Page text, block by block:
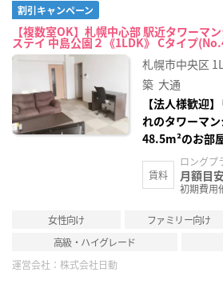
割引キャンペーン
【複数室OK】札幌中心部 駅近タワーマ
ステイ 中島公園２《1LDK》 Cタイプ
札幌市中央区
築 大通
【法人様歓迎
れのタワーマ
48.5m²のお部
賃料
ロングプ
月額目
初期費用
女性向け ファミリー向け
高級・ハイグレード
運営会社： 株式会社日動